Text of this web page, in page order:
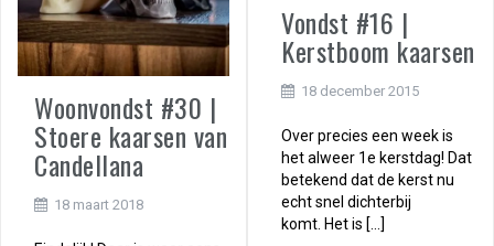
Woonvondst #30 |
Stoere kaarsen van
Candellana
18 maart 2018
Vondst #16 |
Kerstboom kaarsen
18 december 2015
Over precies een week is
het alweer 1e kerstdag! Dat
betekend dat de kerst nu
echt snel dichterbij
komt. Het is […]